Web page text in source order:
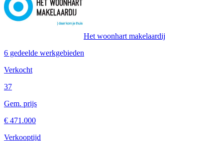
Het woonhart makelaardij
6 gedeelde werkgebieden
Verkocht
37
Gem. prijs
€ 471.000
Verkooptijd